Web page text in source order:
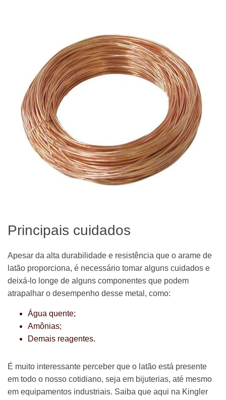
Principais cuidados
Apesar da alta durabilidade e resistência que o arame de
latão proporciona, é necessário tomar alguns cuidados e
deixá-lo longe de alguns componentes que podem
atrapalhar o desempenho desse metal, como:
Água quente;
Amônias;
Demais reagentes.
É muito interessante perceber que o latão está presente
em todo o nosso cotidiano, seja em bijuterias, até mesmo
em equipamentos industriais. Saiba que aqui na Kingler